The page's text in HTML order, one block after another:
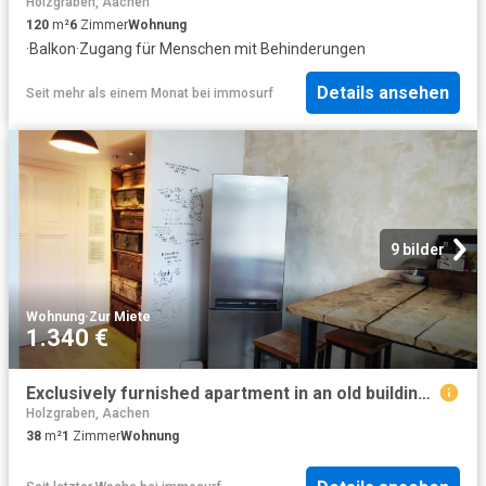
120 m²6 ZimmerWohnung
·Balkon·Zugang für Menschen mit Behinderungen
Seit mehr als einem Monat bei immosurf Details ansehen
9 bilder
Wohnung·Zur Miete
1.340 €
Exclusively furnished apartment in an old building in a central location, Aachen Amsterdam Apartments for Rent
Holzgraben, Aachen
38 m²1 ZimmerWohnung